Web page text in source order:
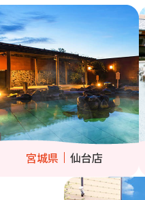
宮城県 仙台店